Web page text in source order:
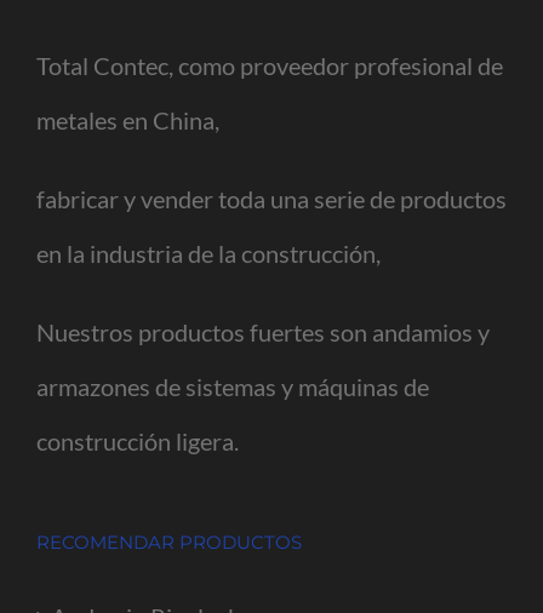
Total Contec, como proveedor profesional de
metales en China,
fabricar y vender toda una serie de productos
en la industria de la construcción,
Nuestros productos fuertes son andamios y
armazones de sistemas y máquinas de
construcción ligera.
RECOMENDAR PRODUCTOS